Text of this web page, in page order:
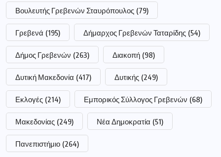
Βουλευτής Γρεβενών Σταυρόπουλος (79)
Γρεβενά (195) Δήμαρχος Γρεβενών Ταταρίδης (54)
Δήμος Γρεβενών (263) Διακοπή (98)
Δυτική Μακεδονία (417) Δυτικής (249)
Εκλογές (214) Εμπορικός Σύλλογος Γρεβενών (68)
Μακεδονίας (249) Νέα Δημοκρατία (51)
Πανεπιστήμιο (264)